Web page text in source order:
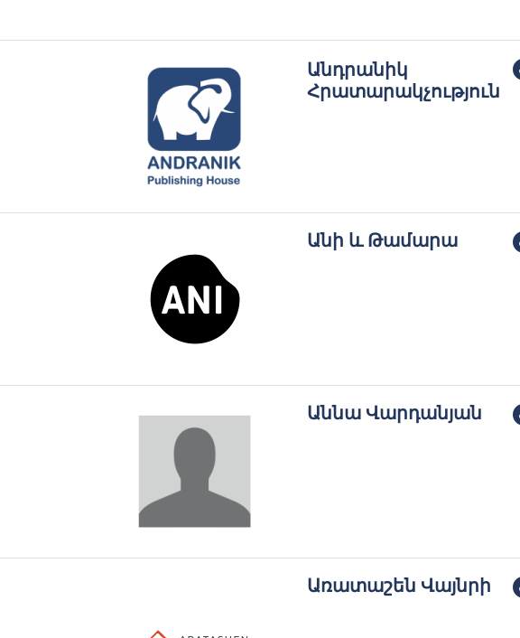
Անդրանիկ
Հրատարակչություն
Անի և Թամարա
Աննա Վարդանյան
Առատաշեն Վայնրի